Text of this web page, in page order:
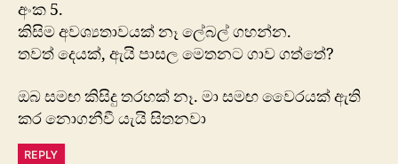
අංක 5.
කිසිම අවශ්‍යතාවයක් නෑ ලේබල් ගහන්න.
තවත් දෙයක්, ඇයි පාසල මෙතනට ගාව ගත්තේ?
ඔබ සමඟ කිසිදු තරහක් නෑ. මා සමඟ වෛරයක් ඇති
කර නොගනීවී යැයි සිතනවා
REPLY